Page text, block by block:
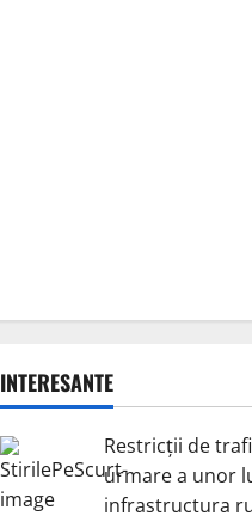
INTERESANTE
Restricții de
urmare a unor
infrastructura